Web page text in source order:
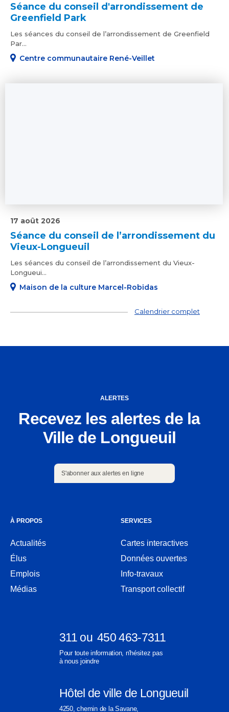
Séance du conseil d'arrondissement de
Greenfield Park
Les séances du conseil de l’arrondissement de Greenfield
Par...
Centre communautaire René-Veillet
Séance du conseil de l’arrondissement du
Vieux-Longueuil
17 août 2026
Les séances du conseil de l’arrondissement du Vieux-
Longueui...
Maison de la culture Marcel-Robidas
Calendrier complet
ALERTES
Recevez les alertes de la
Ville de Longueuil
S'abonner aux alertes en ligne
À PROPOS
Actualités
Élus
Emplois
Médias
SERVICES
Cartes interactives
Ouvre
dans
une
nouvelle
Données ouvertes
Ouvre
dans
une
Info-travaux
Transport collectif
311Ouvre
dans
une
fenêtre
ou 450 463-7311
Ouvre
dans
fenêtre
Pour toute information, n'hésitez pas
à nous joindre
Hôtel de ville de Longueuil
Ouvre
4250, chemin de la Savane,